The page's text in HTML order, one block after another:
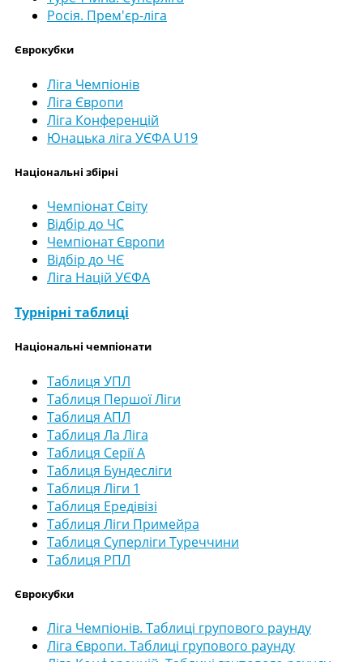
Росія. Прем'єр-ліга
Єврокубки
Ліга Чемпіонів
Ліга Європи
Ліга Конференцій
Юнацька ліга УЄФА U19
Національні збірні
Чемпіонат Світу
Відбір до ЧС
Чемпіонат Європи
Відбір до ЧЄ
Ліга Націй УЄФА
Турнірні таблиці
Національні чемпіонати
Таблиця УПЛ
Таблиця Першої Ліги
Таблиця АПЛ
Таблиця Ла Ліга
Таблиця Серії А
Таблиця Бундесліги
Таблиця Ліги 1
Таблиця Ередівізі
Таблиця Ліги Примейра
Таблиця Суперліги Туреччини
Таблиця РПЛ
Єврокубки
Ліга Чемпіонів. Таблиці групового раунду
Ліга Європи. Таблиці групового раунду